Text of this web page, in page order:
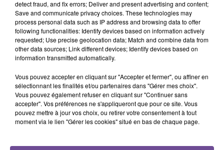
DERNIERS TITRES
6h57
6h57
LUIS FONSI
Echame La Culpa
6h54
6h54
VITAA
Ca Fait Mal
DJ SNAKE FEAT.
BIPOLAR SUNSHINE
detect fraud, and fix errors; Deliver and present advertising and content;
Save and communicate privacy choices. These technologies may
process personal data such as IP address and browsing data to offer
following functionalities: Identify devices based on information actively
requested; Use precise geolocation data; Match and combine data from
other data sources; Link different devices; Identify devices based on
information transmitted automatically.
Vous pouvez accepter en cliquant sur "Accepter et fermer", ou affiner en
sélectionnant les finalités et/ou partenaires dans "Gérer mes choix".
Vous pouvez également refuser en cliquant sur "Continuer sans
accepter". Vos préférences ne s'appliqueront que pour ce site. Vous
pouvez mettre à jour vos choix, ou retirer votre consentement à tout
moment via le lien "Gérer les cookies" situé en bas de chaque page.